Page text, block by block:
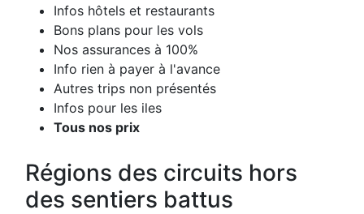
Infos hôtels et restaurants
Bons plans pour les vols
Nos assurances à 100%
Info rien à payer à l'avance
Autres trips non présentés
Infos pour les iles
Tous nos prix
Régions des circuits hors
des sentiers battus